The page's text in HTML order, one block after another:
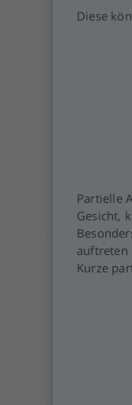
Diese
Partielle
Gesicht,
auftreten
Kurze